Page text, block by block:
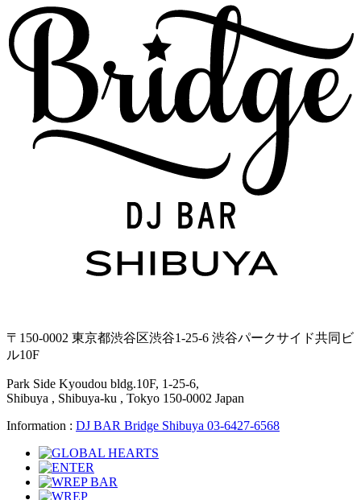
〒150-0002 東京都渋谷区渋谷1-25-6 渋谷パークサイド共同ビ
ル10F
Park Side Kyoudou bldg.10F, 1-25-6,
Shibuya , Shibuya-ku , Tokyo 150-0002 Japan
Information : DJ BAR Bridge Shibuya 03-6427-6568